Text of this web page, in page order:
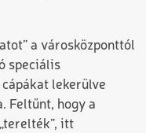
a városközponttól
speciális
lekerülve
Feltűnt, hogy a
itt